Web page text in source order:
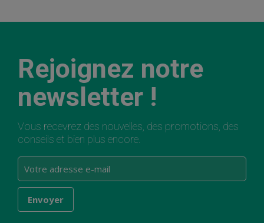
Rejoignez notre
newsletter !
Vous recevrez des nouvelles, des promotions, des
conseils et bien plus encore.